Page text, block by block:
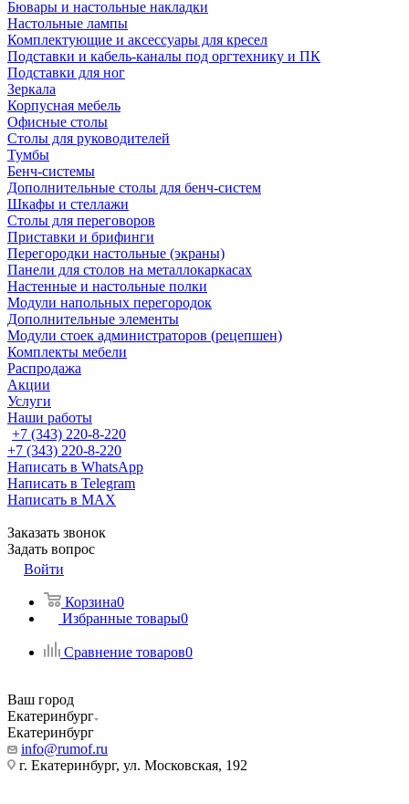
Бювары и настольные накладки
Настольные лампы
Комплектующие и аксессуары для кресел
Подставки и кабель-каналы под оргтехнику и ПК
Подставки для ног
Зеркала
Корпусная мебель
Офисные столы
Столы для руководителей
Тумбы
Бенч-системы
Дополнительные столы для бенч-систем
Шкафы и стеллажи
Столы для переговоров
Приставки и брифинги
Перегородки настольные (экраны)
Панели для столов на металлокаркасах
Настенные и настольные полки
Модули напольных перегородок
Дополнительные элементы
Модули стоек администраторов (рецепшен)
Комплекты мебели
Распродажа
Акции
Услуги
Наши работы
+7 (343) 220-8-220
+7 (343) 220-8-220
Написать в WhatsApp
Написать в Telegram
Написать в MAX
Заказать звонок
Задать вопрос
Войти
Корзина0
Избранные товары0
Сравнение товаров0
Ваш город
Екатеринбург
Екатеринбург
info@rumof.ru
г. Екатеринбург, ул. Московская, 192